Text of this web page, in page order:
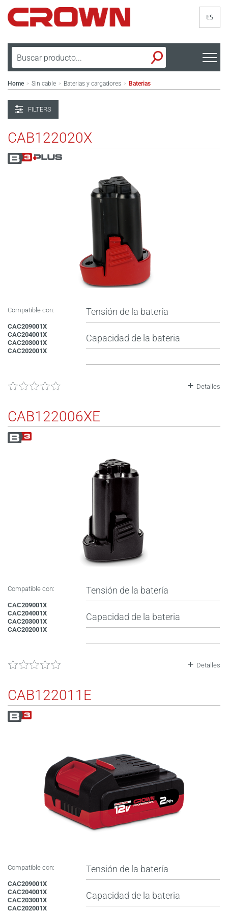
ES
Home > Sin cable > Baterias y cargadores > Baterias
FILTERS
CAB122020X
Compatible con:
CAC209001X
CAC204001X
CAC203001X
CAC202001X
Tensión de la batería
Capacidad de la bateria
Detalles
CAB122006XE
Compatible con:
CAC209001X
CAC204001X
CAC203001X
CAC202001X
Tensión de la batería
Capacidad de la bateria
Detalles
CAB122011E
Compatible con:
CAC209001X
CAC204001X
CAC203001X
CAC202001X
Tensión de la batería
Capacidad de la bateria